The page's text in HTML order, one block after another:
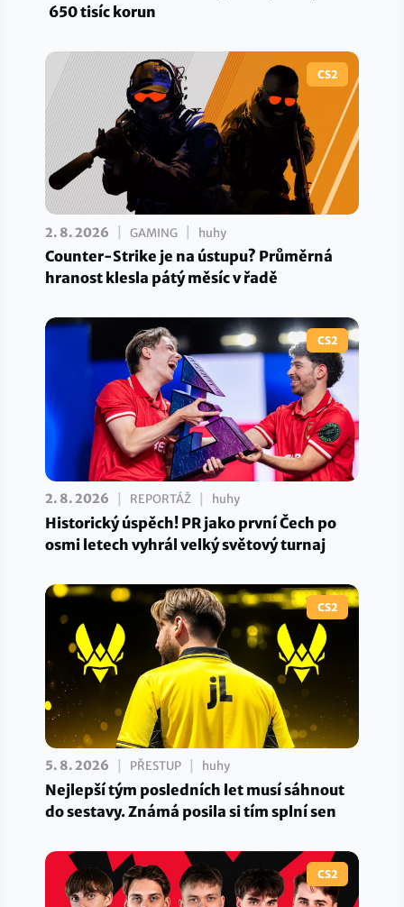
650 tisíc korun
CS2
2. 8. 2026 GAMING huhy
Counter-Strike je na ústupu? Průměrná
hranost klesla pátý měsíc v řadě
CS2
2. 8. 2026 REPORTÁŽ huhy
Historický úspěch! PR jako první Čech po
osmi letech vyhrál velký světový turnaj
CS2
5. 8. 2026 PŘESTUP huhy
Nejlepší tým posledních let musí sáhnout
do sestavy. Známá posila si tím splní sen
CS2